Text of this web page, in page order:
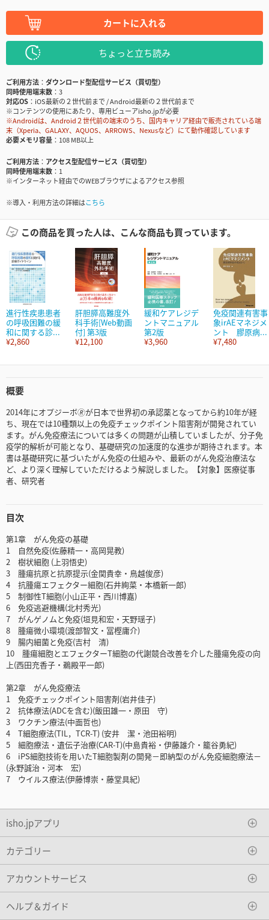
カートに入れる
ちょっと立ち読み
ご利用方法
ダウンロード型配信サービス（買切型）
同時使用端末数
3
対応OS
iOS最新の２世代前まで / Android最新の２世代前まで
※コンテンツの使用にあたり、専用ビューアisho.jpが必要
※Androidは、Android２世代前の端末のうち、国内キャリア経由で販売されている端
末（Xperia、GALAXY、AQUOS、ARROWS、Nexusなど）にて動作確認しています
必要メモリ容量
108 MB以上
ご利用方法
アクセス型配信サービス（買切型）
同時使用端末数
1
※インターネット経由でのWEBブラウザによるアクセス参照
※導入・利用方法の詳細はこちら
この商品を買った人は、こんな商品も買っています。
進行性疾患患者
の呼吸困難の緩
和に関する診...
¥2,860
肝胆膵高難度外
科手術[Web動画
付] 第3版
¥12,100
緩和ケアレジデ
ントマニュアル
第2版
¥3,960
免疫関連有害事
象irAEマネジメ
ント 膠原病...
¥7,480
概要
2014年にオプジーボ🄬が日本で世界初の承認薬となってから約10年が経
ち、現在では10種類以上の免疫チェックポイント阻害剤が開発されてい
ます。がん免疫療法については多くの問題が山積していましたが、分子免
疫学的解析が可能となり、基礎研究の加速度的な進歩が期待されます。本
書は基礎研究に基づいたがん免疫の仕組みや、最新のがん免疫治療法な
ど、より深く理解していただけるよう解説しました。【対象】医療従事
者、研究者
目次
第1章 がん免疫の基礎
1 自然免疫(佐藤精一・高岡晃教)
2 樹状細胞 (上羽悟史)
3 腫瘍抗原と抗原提示(金関貴幸・鳥越俊彦)
4 抗腫瘍エフェクター細胞(石井絢菜・本橋新一郎)
5 制御性T細胞(小山正平・西川博嘉)
6 免疫逃避機構(北村秀光)
7 がんゲノムと免疫(垣見和宏・天野瑶子)
8 腫瘍微小環境(渡部智文・冨樫庸介)
9 腸内細菌と免疫(吉村 清)
10 腫瘍細胞とエフェクターT細胞の代謝競合改善を介した腫瘍免疫の向
上(西田充香子・鵜殿平一郎)
第2章 がん免疫療法
1 免疫チェックポイント阻害剤(岩井佳子)
2 抗体療法(ADCを含む)(飯田雄一・原田 守)
3 ワクチン療法(中面哲也)
4 T細胞療法(TIL，TCR-T) (安井 潔・池田裕明)
5 細胞療法・遺伝子治療(CAR-T)(中島貴裕・伊藤雄介・籠谷勇紀)
6 iPS細胞技術を用いたT細胞製剤の開発－即納型のがん免疫細胞療法－
(永野誠治・河本 宏)
7 ウイルス療法(伊藤博崇・藤堂具紀)
isho.jpアプリ
カテゴリー
アカウントサービス
ヘルプ＆ガイド